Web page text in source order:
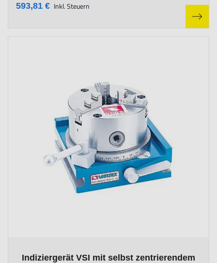
593,81 € Inkl. Steuern
Indiziergerät VSI mit selbst zentrierendem
The price depends on the options chosen on the product page